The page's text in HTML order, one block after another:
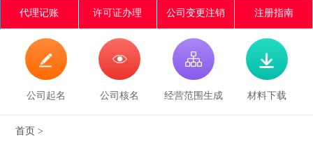
代理记账 许可证办理 公司变更注销 注册指南

公司起名

公司核名

经营范围生成

材料下载
首页 >